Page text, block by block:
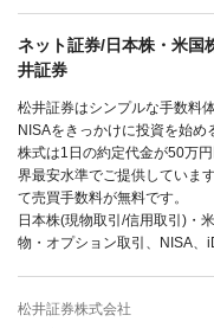
ネット証券/日本株・米国
井証券
松井証券はシンプルな手数料
NISAをきっかけに投資を始め
株式は1日の約定代金が50万
界最安水準でご提供していま
て売買手数料が無料です。
日本株(現物取引/信用取引)・
物・オプション取引、NISA、
松井証券株式会社